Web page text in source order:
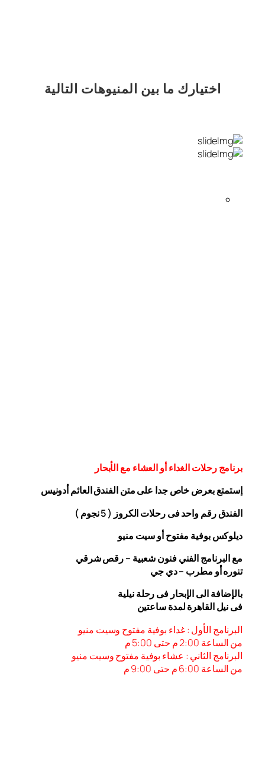
اختيارك ما بين المنيوهات التالية
برنامج رحلات الغداء أو العشاء مع الأبحار
إستمتع بعرض خاص جدا على متن الفندقالعائم أدونيس
الفندق رقم واحد فى رحلات الكروز ( 5 نجوم )
ديلوكس بوفية مفتوح أو سيت منيو
مع البرنامج الفني فنون شعبية – رقص شرقي
تنوره أو مطرب – دي جي
بالإضافة الى الإبحار فى رحلة نيلية
فى نيل القاهرة لمدة ساعتين
البرنامج الأول : غداء بوفية مفتوح وسيت منيو
من الساعة 2:00 م حتى 5:00 م
البرنامج الثاني : عشاء بوفية مفتوح وسيت منيو
من الساعة 6:00
م حتى 9:00 م